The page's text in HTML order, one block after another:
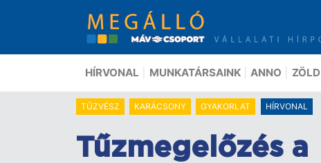
HÍRVONAL MUNKATÁRSAINK ANNO ZÖLD
TŰZVÉSZ KARÁCSONY GYAKORLAT HÍRVONAL
Tűzmegelőzés a